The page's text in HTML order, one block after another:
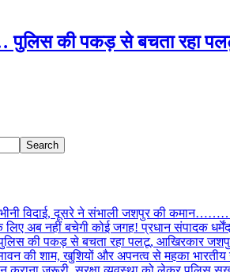
की पकड़ से बचता रहा
Search
विदाई, दूसरे ने संभाली जशपुर की कमान………
लिए अब नहीं बचेगी कोई जगह! प्रधान संपादक
की पकड़ से बचता रहा पलटू, आखिरकार
की शाम, खुशियों और अपनत्व से महका भारतीय